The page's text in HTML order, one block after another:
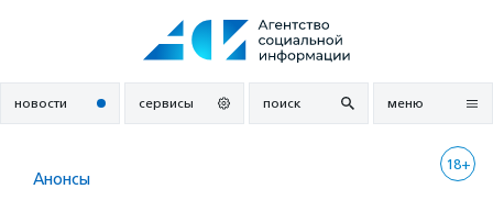
новости сервисы поиск меню
18+
Анонсы